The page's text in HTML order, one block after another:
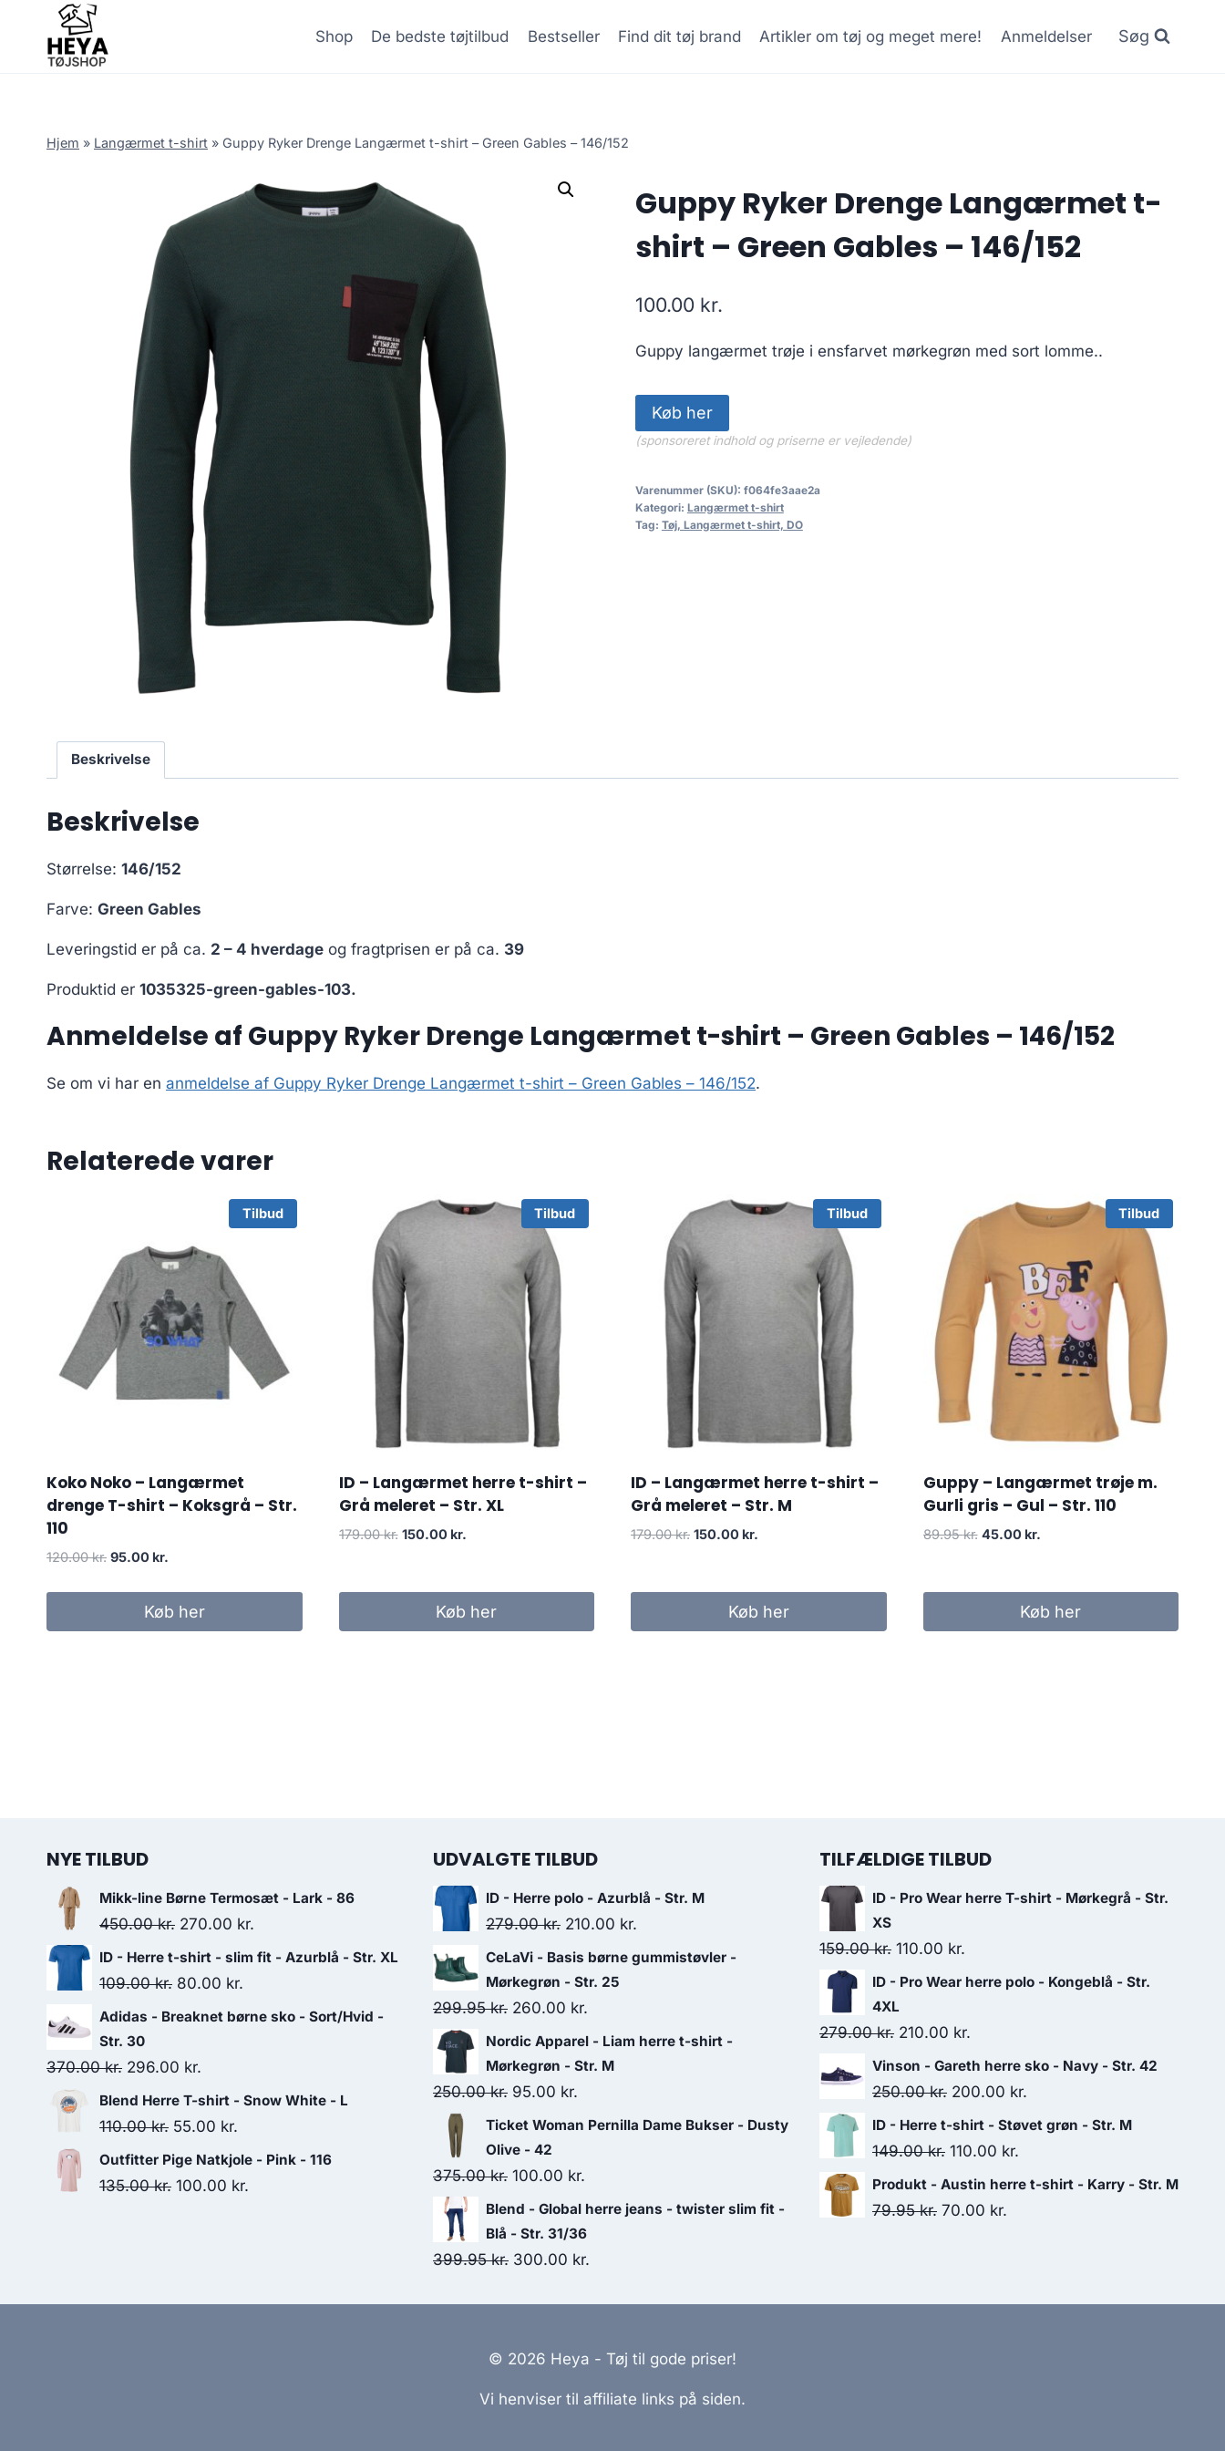
content
Shop De bedste tøjtilbud Bestseller Find dit tøj brand Artikler om tøj og meget mere! Anmeldelser Søg
Hjem » Langærmet t-shirt » Guppy Ryker Drenge Langærmet t-shirt – Green Gables – 146/152
Guppy Ryker Drenge Langærmet t-
shirt – Green Gables – 146/152
100.00 kr.
Guppy langærmet trøje i ensfarvet mørkegrøn med sort lomme..
Køb her
(sponsoreret indhold og priserne er vejledende)
Varenummer (SKU): f064fe3aae2a
Kategori: Langærmet t-shirt
Tag: Tøj, Langærmet t-shirt, DO
Beskrivelse
Beskrivelse
Størrelse: 146/152
Farve: Green Gables
Leveringstid er på ca. 2 – 4 hverdage og fragtprisen er på ca. 39
Produktid er 1035325-green-gables-103.
Anmeldelse af Guppy Ryker Drenge Langærmet t-shirt – Green Gables – 146/152
Se om vi har en anmeldelse af Guppy Ryker Drenge Langærmet t-shirt – Green Gables – 146/152.
Relaterede varer
Tilbud
Koko Noko – Langærmet
drenge T-shirt – Koksgrå – Str.
110
120.00kr. Original
120.00 kr..
95.00 kr.
95.00 kr..
Køb her
Tilbud
ID – Langærmet herre t-shirt –
Grå meleret – Str. XL
179.00kr. Original
179.00 kr..
150.00 kr.Current
150.00 kr..
Køb her
Tilbud
ID – Langærmet herre t-shirt –
Grå meleret – Str. M
179.00kr. Original
179.00 kr..
150.00 kr.
150.00 kr..
Køb her
Tilbud
Guppy – Langærmet trøje m.
Gurli gris – Gul – Str. 110
89.95kr. Original
89.95 kr..
45.00 kr.Current
45.00 kr..
Køb her
NYE TILBUD
Mikk-line Børne Termosæt - Lark - 86
450.00kr. Original
price
was:
270.00 kr.
price
ID - Herre t-shirt - slim fit - Azurblå - Str. XL
109.00kr. Original
price
109.00 kr..
80.00 kr.
price
Adidas - Breaknet børne sko - Sort/Hvid -
Str. 30
370.00kr. Original
price
was:
296.00 kr.
price
is:
Blend Herre T-shirt - Snow White - L
110.00kr. Original
price
was:
55.00 kr.
price
is:
Outfitter Pige Natkjole - Pink - 116
135.00kr. Original
100.00 kr.
UDVALGTE TILBUD
ID - Herre polo - Azurblå - Str. M
279.00kr. Original
price
was:
279.00 kr..
210.00 kr.
price
CeLaVi - Basis børne gummistøvler -
Mørkegrøn - Str. 25
299.95kr. Original
price
was:
299.95 kr..
260.00 kr.
price
is:
Nordic Apparel - Liam herre t-shirt -
Mørkegrøn - Str. M
250.00kr. Original
price
was:
250.00 kr..
95.00 kr.
price
95.00 kr..
Ticket Woman Pernilla Dame Bukser - Dusty
Olive - 42
375.00kr. Original
price
was:
375.00 kr..
100.00 kr.
price
is:
100.00 kr..
Blend - Global herre jeans - twister slim fit -
Blå - Str. 31/36
399.95kr. Original
300.00 kr.
TILFÆLDIGE TILBUD
ID - Pro Wear herre T-shirt - Mørkegrå - Str.
XS
159.00kr. Original
price
159.00 kr..
110.00 kr.
price
110.00 kr..
ID - Pro Wear herre polo - Kongeblå - Str.
4XL
279.00kr. Original
price
was:
210.00 kr.
price
is:
Vinson - Gareth herre sko - Navy - Str. 42
250.00kr. Original
price
was:
200.00 kr.
price
ID - Herre t-shirt - Støvet grøn - Str. M
149.00kr. Original
price
was:
110.00 kr.
price
Produkt - Austin herre t-shirt - Karry - Str. M
79.95kr. Original
70.00 kr.
© 2026 Heya - Tøj til gode priser!
Vi henviser til affiliate links på siden.